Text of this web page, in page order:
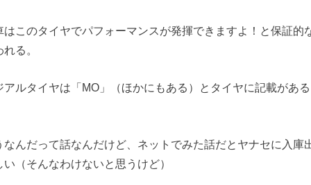
このタイヤでパフォーマンスが発揮できますよ！と保証的
る。
ルタイヤは「MO」（ほかにもある）とタイヤに記載があ
んだって話なんだけど、ネットでみた話だとヤナセに入庫
（そんなわけないと思うけど）